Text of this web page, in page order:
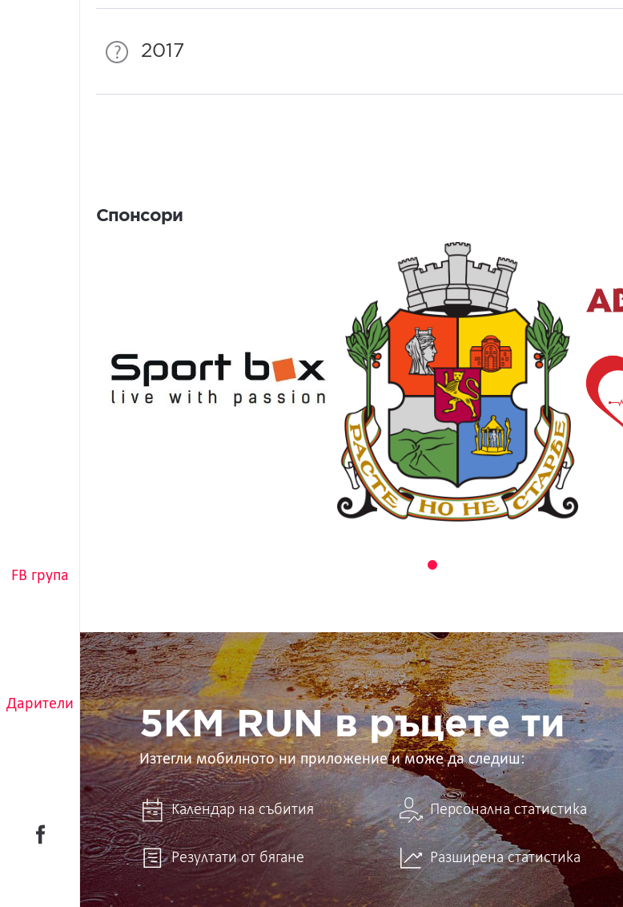
FB група
Дарители
2017
Спонсори
5KM
RUN
в
ръцете
ти
5KM RUN в ръцете ти
Изтегли мобилното ни приложение и може да следиш:
Календар на събития Персонална статистика
Резултати от бягане Разширена статистика